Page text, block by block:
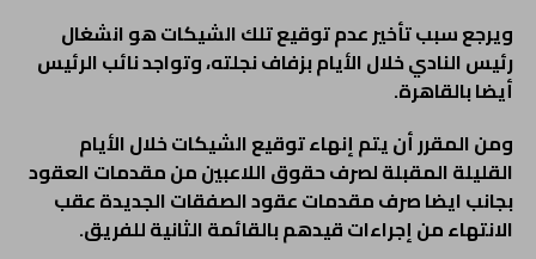
ويرجع سبب تأخير عدم توقيع تلك الشيكات هو انشغال
رئيس النادي خلال الأيام بزفاف نجلته، وتواجد نائب الرئيس
أيضا بالقاهرة.
ومن المقرر أن يتم إنهاء توقيع الشيكات خلال الأيام
القليلة المقبلة لصرف حقوق اللاعبين من مقدمات العقود
بجانب ايضا صرف مقدمات عقود الصفقات الجديدة عقب
الانتهاء من إجراءات قيدهم بالقائمة الثانية للفريق.